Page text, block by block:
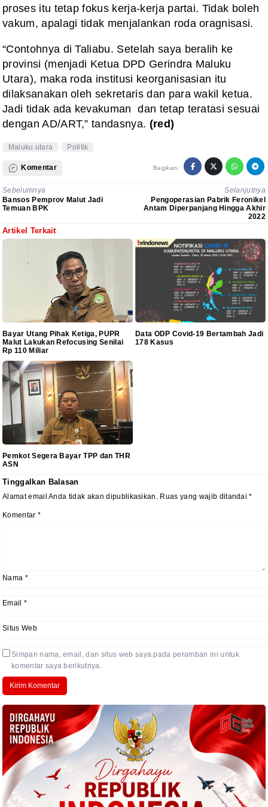
proses itu tetap fokus kerja-kerja partai. Tidak boleh
vakum, apalagi tidak menjalankan roda oragnisasi.
“Contohnya di Taliabu. Setelah saya beralih ke
provinsi (menjadi Ketua DPD Gerindra Maluku
Utara), maka roda institusi keorganisasian itu
dilaksanakan oleh sekretaris dan para wakil ketua.
Jadi tidak ada kevakuman dan tetap teratasi sesuai
dengan AD/ART,” tandasnya. (red)
Maluku utara Politik
Komentar Bagikan:
Sebelumnya
Bansos Pemprov Malut Jadi
Temuan BPK
Selanjutnya
Pengoperasian Pabrik Feronikel
Antam Diperpanjang Hingga Akhir
2022
Artikel Terkait
Bayar Utang Pihak Ketiga, PUPR
Malut Lakukan Refocusing Senilai
Rp 110 Miliar
Data ODP Covid-19 Bertambah Jadi
178 Kasus
Pemkot Segera Bayar TPP dan THR
ASN
Tinggalkan Balasan
Alamat email Anda tidak akan dipublikasikan. Ruas yang wajib ditandai*
Komentar *
Nama *
Email *
Situs Web
Simpan nama, email, dan situs web saya pada peramban ini untuk
komentar saya berikutnya.